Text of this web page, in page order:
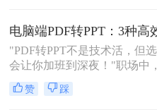
要将PDF文件转换为PPT格式
进行编辑、修改或演示。那么
转换成ppt呢？本文将详细介
PDF转换为PPT的方法，帮助
实现文件格式的转换。
"PDF转PPT不是技术活，但
会让你加班到深夜！"职场中
报告一键转化为PPT演示文稿
刚需。然而，90%的办公族曾
赞 踩